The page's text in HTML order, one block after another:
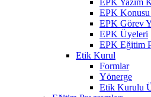
EPK
EPK Görev
EPK Üyeleri
EPK Eğitim
Etik Kurul
Formlar
Yönerge
Etik Kurulu